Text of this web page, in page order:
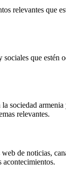
relevantes que
que estén
sociedad
relevantes.
de noticias,